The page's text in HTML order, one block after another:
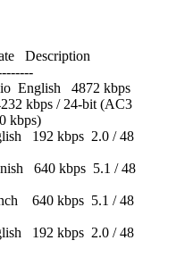
Description
English 4872 kbps
kbps / 24-bit (AC3
kbps)
192 kbps 2.0 / 48
640 kbps 5.1 / 48
640 kbps 5.1 / 48
192 kbps 2.0 / 48